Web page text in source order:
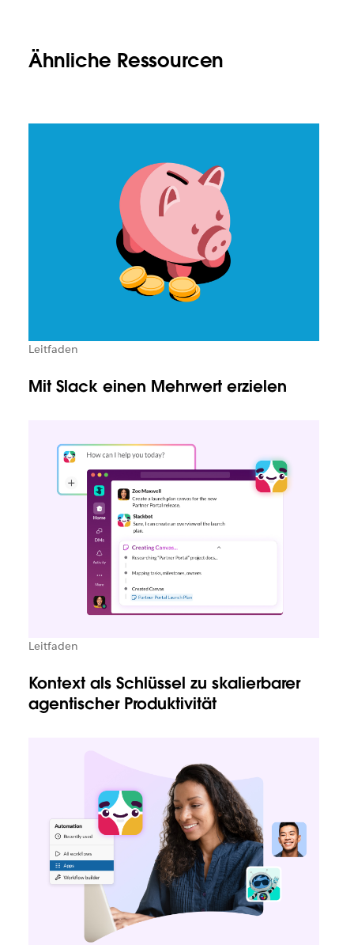
Ähnliche Ressourcen
Leitfaden
Mit Slack einen Mehrwert erzielen
Leitfaden
Kontext als Schlüssel zu skalierbarer
agentischer Produktivität